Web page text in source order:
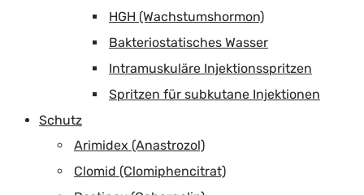
HGH (Wachstumshormon)
Bakteriostatisches Wasser
Intramuskuläre Injektionsspritzen
Spritzen für subkutane Injektionen
Schutz
Arimidex (Anastrozol)
Clomid (Clomiphencitrat)